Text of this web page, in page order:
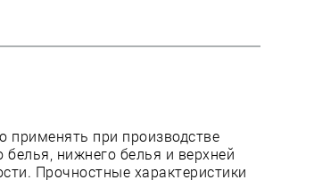
применять при производстве
нижнего белья и верхней
Прочностные характеристики